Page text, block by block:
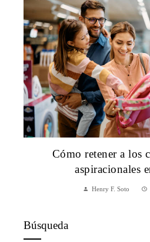
Cómo retener a los
aspiracionales
Henry F. Soto
Búsqueda